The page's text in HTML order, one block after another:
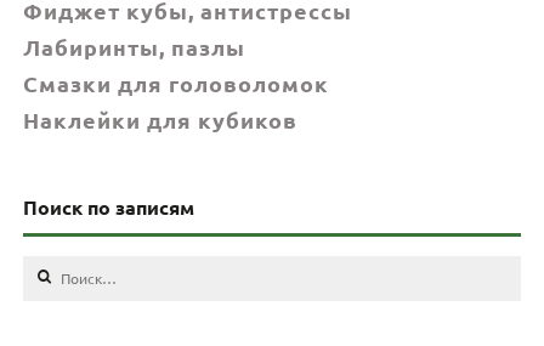
Фиджет кубы, антистрессы
Лабиринты, пазлы
Смазки для головоломок
Наклейки для кубиков
Поиск по записям
Найти: